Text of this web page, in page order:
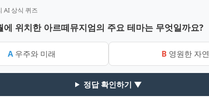
AI 상식 퀴즈
에 위치한 아르떼뮤지엄의 주요 테마는 무엇일까요?
A 우주와 미래 B 영원한 자연
정답 확인하기 ▼